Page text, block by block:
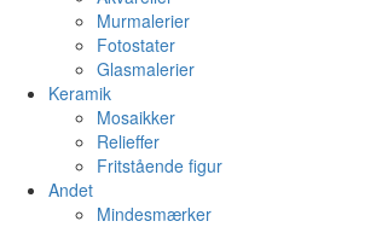
Murmalerier
Fotostater
Glasmalerier
Keramik
Mosaikker
Relieffer
Fritstående figur
Andet
Mindesmærker